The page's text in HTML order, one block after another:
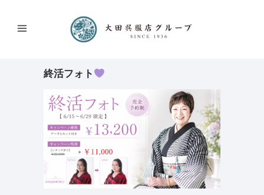
終活フォト